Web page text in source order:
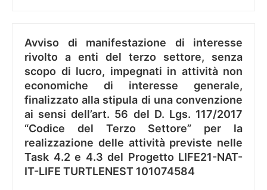
Avviso di manifestazione di interesse
rivolto a enti del terzo settore, senza
scopo di lucro, impegnati in attività non
economiche di interesse generale,
finalizzato alla stipula di una convenzione
ai sensi dell’art. 56 del D. Lgs. 117/2017
“Codice del Terzo Settore” per la
realizzazione delle attività previste nelle
Task 4.2 e 4.3 del Progetto LIFE21-NAT-
IT-LIFE TURTLENEST 101074584